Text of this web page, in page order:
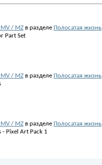
MV / MZ в разделе Полосатая жизнь
Part Set
MV / MZ в разделе Полосатая жизнь
MV / MZ в разделе Полосатая жизнь
- Pixel Art Pack 1